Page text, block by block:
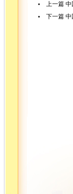
上一篇 中
下一篇 中